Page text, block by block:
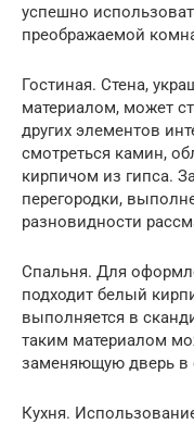
успешно
преображаемой
Гостиная. Стена,
материалом, может
других элементов
смотреться камин,
кирпичом из гипса.
перегородки,
разновидности
Спальня. Для
подходит белый
выполняется в
таким материалом
заменяющую дверь в
Кухня.